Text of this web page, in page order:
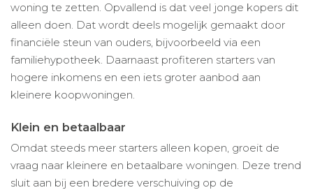
woning te zetten. Opvallend is dat veel jonge kopers dit
alleen doen. Dat wordt deels mogelijk gemaakt door
financiële steun van ouders, bijvoorbeeld via een
familiehypotheek. Daarnaast profiteren starters van
hogere inkomens en een iets groter aanbod aan
kleinere koopwoningen.
Klein en betaalbaar
Omdat steeds meer starters alleen kopen, groeit de
vraag naar kleinere en betaalbare woningen. Deze trend
sluit aan bij een bredere verschuiving op de